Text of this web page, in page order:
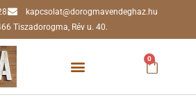
kapcsolat@dorogmavendeghaz.hu
Tiszadorogma, Rév u. 40.
0
Kosár